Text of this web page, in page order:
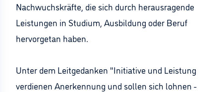
Nachwuchskräfte, die sich durch herausragende
Leistungen in Studium, Ausbildung oder Beruf
hervorgetan haben.
Unter dem Leitgedanken "Initiative und Leistung
verdienen Anerkennung und sollen sich lohnen -